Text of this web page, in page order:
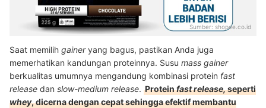
Sumber: shopee.co.id
Saat memilih gaineryang bagus, pastikan Anda juga
memerhatikan kandungan proteinnya. Susu mass gainer
berkualitas umumnya mengandung kombinasi protein fast
release dan slow-medium release. Proteinfast release,seperti
whey, dicerna dengan cepat sehingga efektif membantu